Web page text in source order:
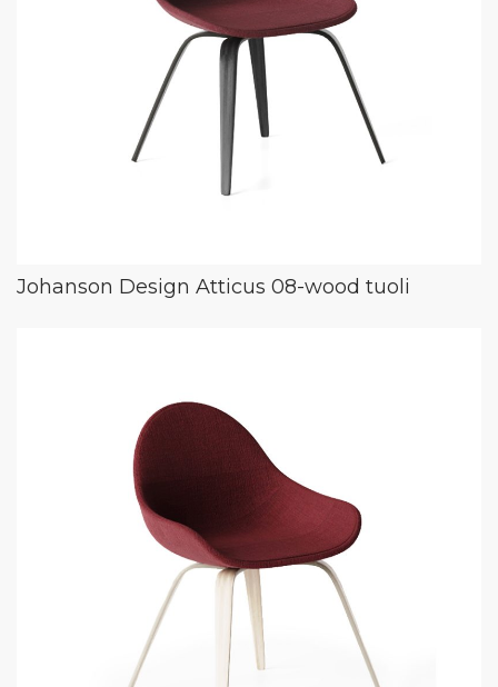
Johanson Design Atticus 08-wood tuoli